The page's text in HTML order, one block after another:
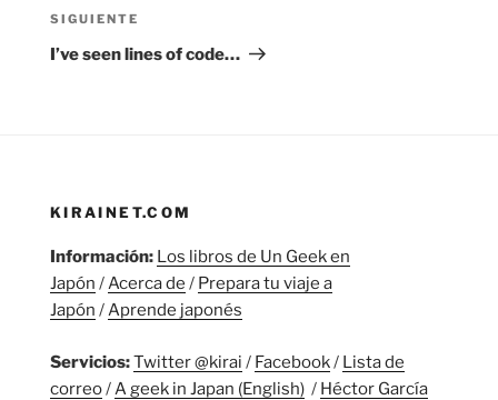
Siguiente
entrada
SIGUIENTE
I’ve seen lines of code…
KIRAINET.COM
Información: Los libros de Un Geek en
Japón /Acerca de / Prepara tu viaje a
Japón /Aprende japonés
Servicios:Twitter @kirai / Facebook/ Lista de
correo/A geek in Japan (English) / Héctor García